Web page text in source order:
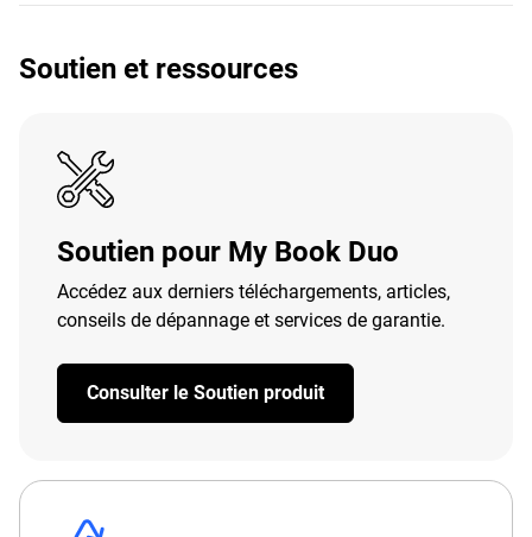
Soutien et ressources
Soutien pour My Book Duo
Accédez aux derniers téléchargements, articles,
conseils de dépannage et services de garantie.
Consulter le Soutien produit